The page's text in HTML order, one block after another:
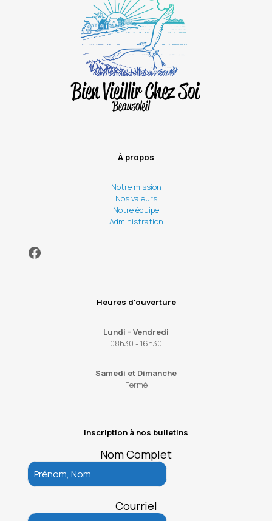
À propos
Notre mission
Nos valeurs
Notre équipe
Administration
Facebook
Heures d'ouverture
Lundi - Vendredi
08h30 - 16h30
Samedi et Dimanche
Fermé
Inscription à nos bulletins
Nom Complet
Courriel